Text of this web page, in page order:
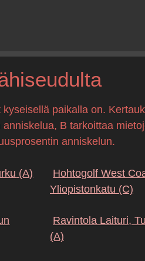
paikalla on.
B tarkoittaa
anniskelun.
(A)
Hohtogolf West
Yliopistonkatu (C)
Ravintola Laituri,
(A)